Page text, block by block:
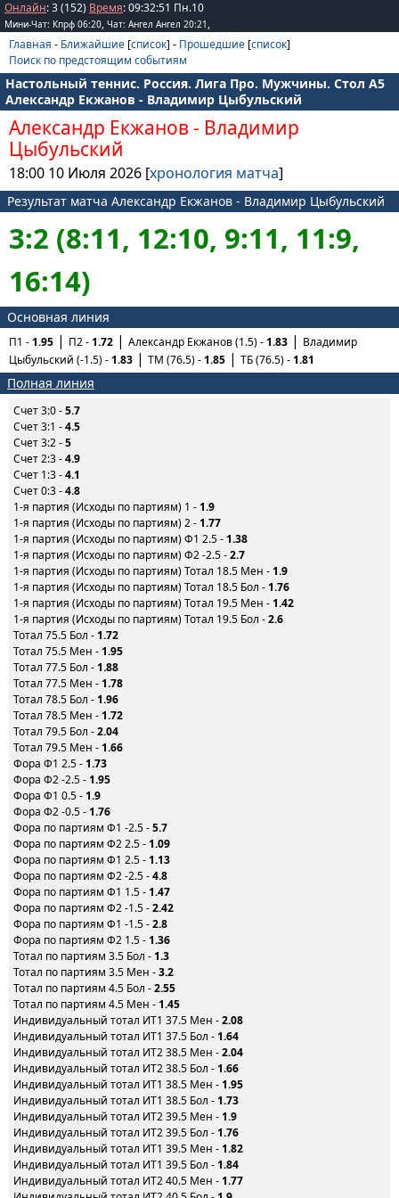
Онлайн: 3 (152) Время:09:32:51 Пн.10
Мини-Чат: Кпрф 06:20, Чат: Ангел Ангел 20:21 ,
Главная - Ближайшие [список] - Прошедшие [список]
Поиск по предстоящим событиям
Настольный теннис. Россия. Лига Про. Мужчины. Стол А5
Александр Екжанов - Владимир Цыбульский
Александр Екжанов- Владимир
Цыбульский
18:00 10 Июля 2026 [хронология матча]
Результат матча Александр Екжанов - Владимир Цыбульский
3:2 (8:11, 12:10, 9:11, 11:9,
16:14)
Основная линия
П1 -1.95 П2 -1.72 Александр Екжанов (1.5) -1.83
Владимир
Цыбульский (-1.5) -1.83 ТМ (76.5) -1.85 ТБ (76.5) -1.81
Полная линия
Счет 3:0 -5.7
Счет 3:1 -4.5
Счет 3:2 -5
Счет 2:3 -4.9
Счет 1:3 -4.1
Счет 0:3 -4.8
1-я партия (Исходы по партиям) 1 - 1.9
1-я партия (Исходы по партиям) 2 - 1.77
1-я партия (Исходы по партиям) Ф1 2.5 - 1.38
1-я партия (Исходы по партиям) Ф2 -2.5 -2.7
1-я партия (Исходы по партиям) Тотал 18.5 Мен - 1.9
1-я партия (Исходы по партиям) Тотал 18.5 Бол - 1.76
1-я партия (Исходы по партиям) Тотал 19.5 Мен - 1.42
1-я партия (Исходы по партиям) Тотал 19.5 Бол -2.6
Тотал 75.5 Бол - 1.72
Тотал 75.5 Мен - 1.95
Тотал 77.5 Бол - 1.88
Тотал 77.5 Мен - 1.78
Тотал 78.5 Бол - 1.96
Тотал 78.5 Мен - 1.72
Тотал 79.5 Бол -2.04
Тотал 79.5 Мен - 1.66
Фора Ф1 2.5 - 1.73
Фора Ф2 -2.5 - 1.95
Фора Ф1 0.5 - 1.9
Фора Ф2 -0.5 - 1.76
Фора по партиям Ф1 -2.5 -5.7
Фора по партиям Ф2 2.5 - 1.09
Фора по партиям Ф1 2.5 - 1.13
Фора по партиям Ф2 -2.5 -4.8
Фора по партиям Ф1 1.5 - 1.47
Фора по партиям Ф2 -1.5 -2.42
Фора по партиям Ф1 -1.5 -2.8
Фора по партиям Ф2 1.5 - 1.36
Тотал по партиям 3.5 Бол - 1.3
Тотал по партиям 3.5 Мен -3.2
Тотал по партиям 4.5 Бол -2.55
Тотал по партиям 4.5 Мен - 1.45
Индивидуальный тотал ИТ1 37.5 Мен -2.08
Индивидуальный тотал ИТ1 37.5 Бол - 1.64
Индивидуальный тотал ИТ2 38.5 Мен -2.04
Индивидуальный тотал ИТ2 38.5 Бол - 1.66
Индивидуальный тотал ИТ1 38.5 Мен - 1.95
Индивидуальный тотал ИТ1 38.5 Бол - 1.73
Индивидуальный тотал ИТ2 39.5 Мен - 1.9
Индивидуальный тотал ИТ2 39.5 Бол - 1.76
Индивидуальный тотал ИТ1 39.5 Мен - 1.82
Индивидуальный тотал ИТ1 39.5 Бол - 1.84
Индивидуальный тотал ИТ2 40.5 Мен - 1.77